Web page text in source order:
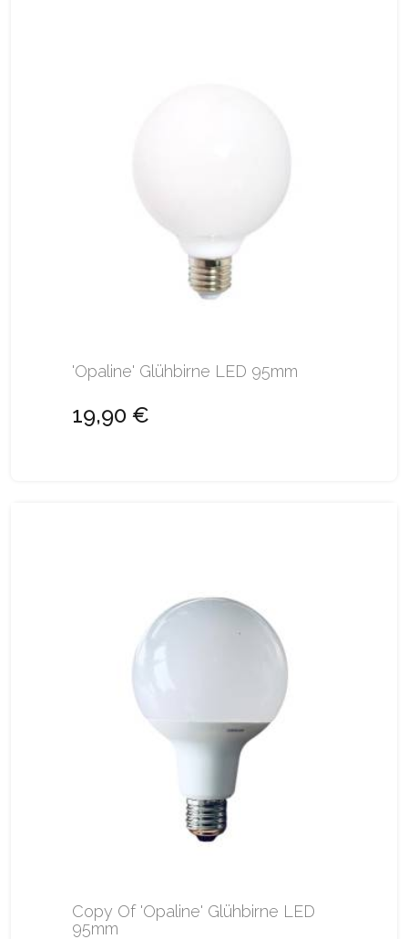
'Opaline' Glühbirne LED 95mm
19,90 €
Copy Of 'Opaline' Glühbirne LED
95mm